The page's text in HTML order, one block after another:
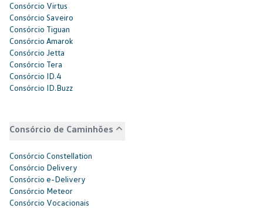
Consórcio Virtus
Consórcio Saveiro
Consórcio Tiguan
Consórcio Amarok
Consórcio Jetta
Consórcio Tera
Consórcio ID.4
Consórcio ID.Buzz
Consórcio de Caminhões
Consórcio Constellation
Consórcio Delivery
Consórcio e-Delivery
Consórcio Meteor
Consórcio Vocacionais